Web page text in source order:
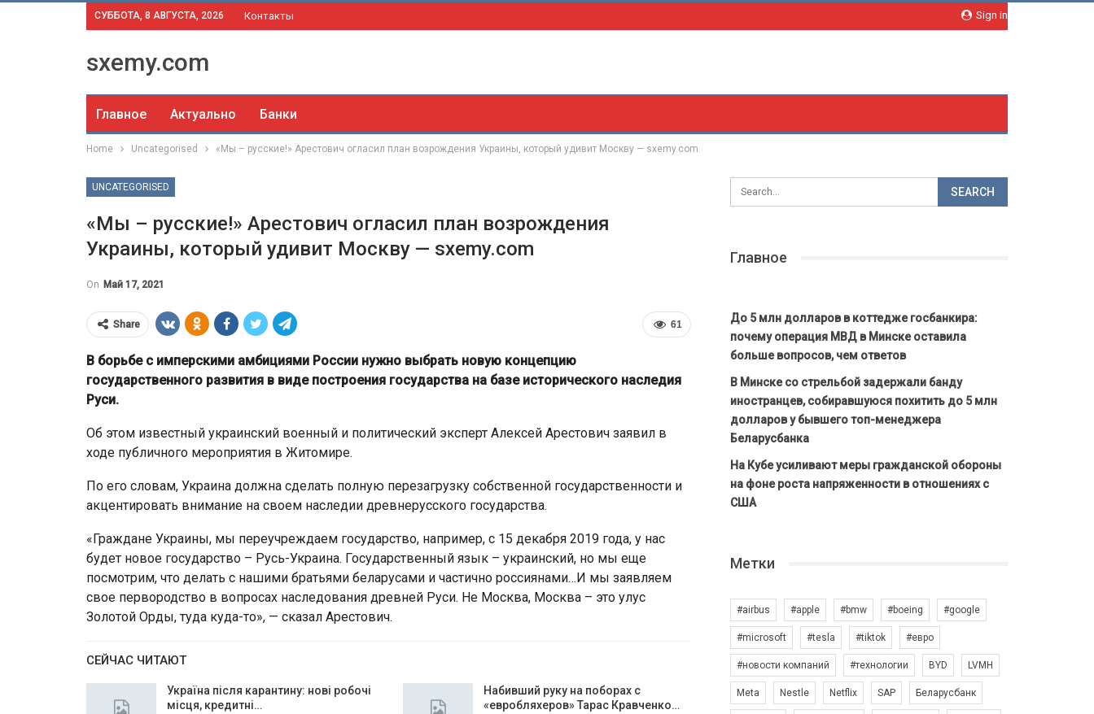
Sign in
СУББОТА, 8 АВГУСТА, 2026 Контакты
sxemy.com
Главное Актуально Банки
Home Uncategorised «Мы – русские!» Арестович огласил план возрождения Украины, который удивит Москву — sxemy.com
UNCATEGORISED
«Мы – русские!» Арестович огласил план возрождения
Украины, который удивит Москву — sxemy.com
On Май 17, 2021
61
Share
В борьбе с имперскими амбициями России нужно выбрать новую концепцию
государственного развития в виде построения государства на базе исторического наследия
Руси.
Об этом известный украинский военный и политический эксперт Алексей Арестович заявил в
ходе публичного мероприятия в Житомире.
По его словам, Украина должна сделать полную перезагрузку собственной государственности и
акцентировать внимание на своем наследии древнерусского государства.
«Граждане Украины, мы переучреждаем государство, например, с 15 декабря 2019 года, у нас
будет новое государство – Русь-Украина. Государственный язык – украинский, но мы еще
посмотрим, что делать с нашими братьями беларусами и частично россиянами…И мы заявляем
свое первородство в вопросах наследования древней Руси. Не Москва, Москва – это улус
Золотой Орды, туда куда-то», — сказал Арестович.
СЕЙЧАС ЧИТАЮТ
Україна після карантину: нові робочі
місця, кредитні…
Набивший руку на поборах с
«евробляхеров» Тарас Кравченко…
Главное
До 5 млн долларов в коттедже госбанкира:
почему операция МВД в Минске оставила
больше вопросов, чем ответов
В Минске со стрельбой задержали банду
иностранцев, собиравшуюся похитить до 5 млн
долларов у бывшего топ-менеджера
Беларусбанка
На Кубе усиливают меры гражданской обороны
на фоне роста напряженности в отношениях с
США
Метки
#airbus #apple #bmw #boeing #google
#microsoft #tesla #tiktok #евро
#новости компаний #технологии BYD LVMH
Meta Nestle Netflix SAP Беларусбанк